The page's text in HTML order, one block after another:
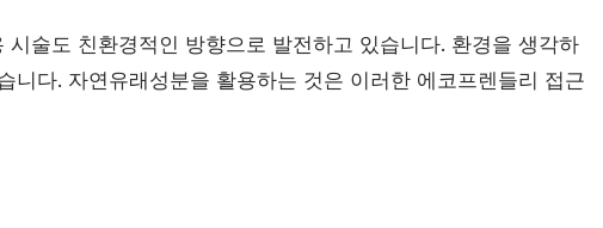
술도 친환경적인 방향으로 발전하고 있습니다. 환경을 생각하
니다. 자연유래성분을 활용하는 것은 이러한 에코프렌들리 접근